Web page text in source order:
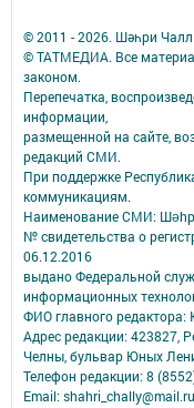
© 2011 - 2026. Шәһри
© ТАТМЕДИА. Все
законом.
Перепечатка,
информации,
размещенной на сайте,
редакций СМИ.
При поддержке
коммуникациям.
Наименование СМИ:
№ свидетельства о
06.12.2016
выдано Федеральной
информационных
ФИО главного
Адрес редакции: 423827,
Челны, бульвар Юных
Телефон редакции: 8
Email: shahri_chally@mail.ru